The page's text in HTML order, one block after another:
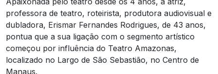
professora de teatro, roteirista, produtora audiovisual e
dubladora, Erismar Fernandes Rodrigues, de 43 anos,
pontua que a sua ligação com o segmento artístico
começou por influência do Teatro Amazonas,
localizado no Largo de São Sebastião, no Centro de
Manaus.